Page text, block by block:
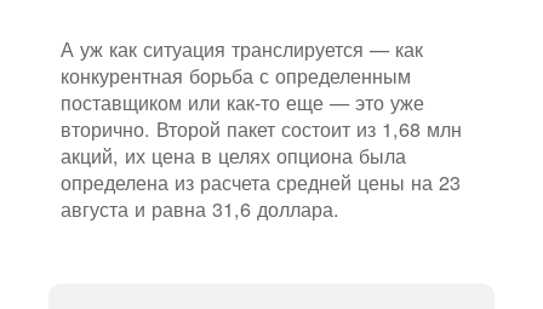
А уж как ситуация транслируется — как
конкурентная борьба с определенным
поставщиком или как-то еще — это уже
вторично. Второй пакет состоит из 1,68 млн
акций, их цена в целях опциона была
определена из расчета средней цены на 23
августа и равна 31,6 доллара.